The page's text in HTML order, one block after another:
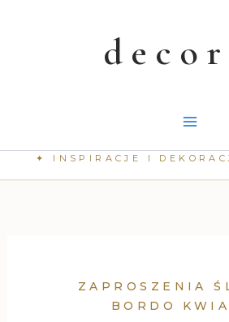
ZAPROSZENIA
BORDO